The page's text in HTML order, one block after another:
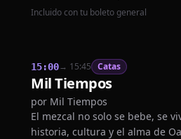
Incluido con tu boleto general
15:00→ 15:45 Catas
Mil Tiempos
por Mil Tiempos
El mezcal no solo se bebe, se
historia, cultura y el alma de